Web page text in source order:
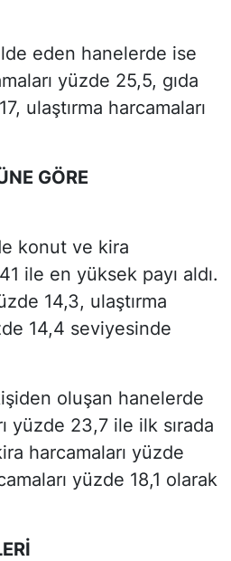
eden hanelerde ise
yüzde 25,5, gıda
ulaştırma harcamaları
GÖRE
konut ve kira
ile en yüksek payı aldı.
14,3, ulaştırma
14,4 seviyesinde
oluşan hanelerde
yüzde 23,7 ile ilk sırada
harcamaları yüzde
yüzde 18,1 olarak